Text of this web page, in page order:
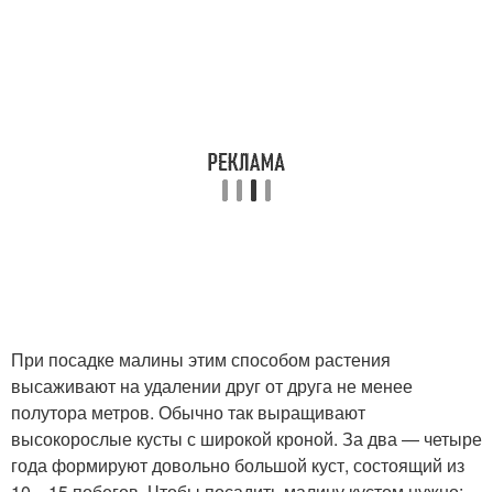
При посадке малины этим способом растения
высаживают на удалении друг от друга не менее
полутора метров. Обычно так выращивают
высокорослые кусты с широкой кроной. За два — четыре
года формируют довольно большой куст, состоящий из